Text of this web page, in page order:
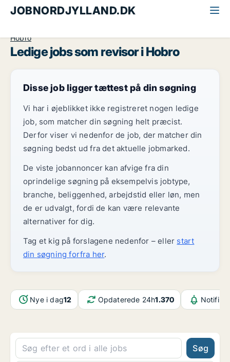
JOBNORDJYLLAND.DK
Hobro
Ledige jobs som revisor i Hobro
Disse job ligger tættest på din søgning
Vi har i øjeblikket ikke registreret nogen ledige
job, som matcher din søgning helt præcist.
Derfor viser vi nedenfor de job, der matcher din
søgning bedst ud fra det aktuelle jobmarked.
De viste jobannoncer kan afvige fra din
oprindelige søgning på eksempelvis jobtype,
branche, beliggenhed, arbejdstid eller løn, men
de er udvalgt, fordi de kan være relevante
alternativer for dig.
Tag et kig på forslagene nedenfor – eller start
din søgning forfra her.
Nye i dag12 Opdaterede 24h1.370
Søg